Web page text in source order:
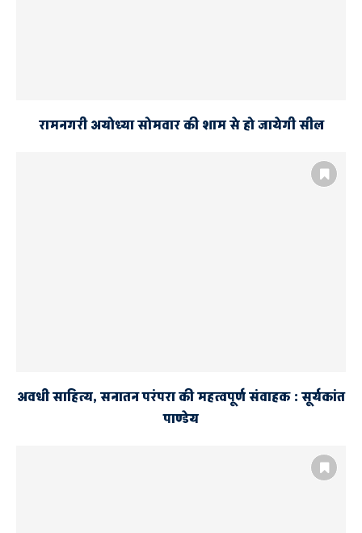
रामनगरी अयोध्या सोमवार की शाम से हो जायेगी सील
अवधी साहित्य, सनातन परंपरा की महत्वपूर्ण संवाहक : सूर्यकांत
पाण्डेय